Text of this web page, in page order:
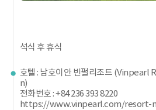
석식 후 휴식
호텔 : 남호이안 빈펄리조트 (Vinpearl
n)
전화번호 : +84 236 393 8220
https://www.vinpearl.com/resort-